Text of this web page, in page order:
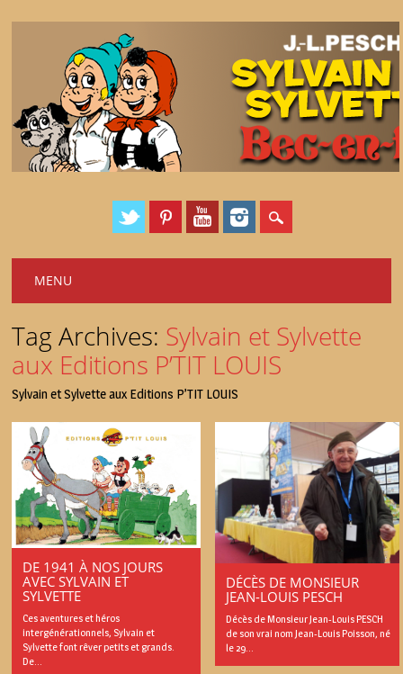
Main menu
MENU
Tag Archives: Sylvain et Sylvette
aux Editions P’TIT LOUIS
Sylvain et Sylvette aux Editions P’TIT LOUIS
DE 1941 À NOS JOURS
AVEC SYLVAIN ET
SYLVETTE
Ces aventures et héros
intergénérationnels, Sylvain et
Sylvette font rêver petits et grands.
De...
DÉCÈS DE MONSIEUR
JEAN-LOUIS PESCH
Décès de Monsieur Jean-Louis PESCH
de son vrai nom Jean-Louis Poisson, né
le 29...